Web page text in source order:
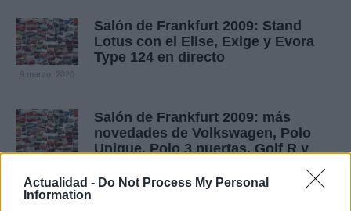
Actualidad - Do Not Process My Personal
Information
Salón de Frankfurt 2009: Stand
Lotus con el Elise, Exige y Evora
Type 124 en directo
9 marzo, 2020
Salón de Frankfurt 2009: más
novedades de Volkswagen, Polo
Unique, Polo 3 puertas, Golf R y
9 marzo, 2020